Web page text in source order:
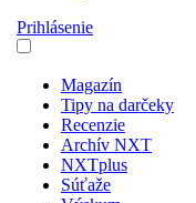
Prihlásenie
Magazín
Tipy na darčeky
Recenzie
Archív NXT
NXTplus
Súťaže